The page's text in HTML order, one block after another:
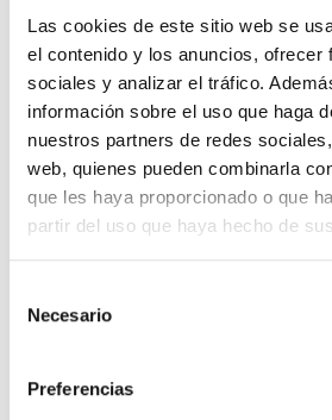
Las cookies de este sitio web se
el contenido y los anuncios, ofrecer
sociales y analizar el tráfico.
información sobre el uso que haga
nuestros partners de redes
web, quienes pueden combinarla
que les haya proporcionado o que
partir del uso que haya hecho de
de cookies
Necesario
Preferencias
Madrid acogerá en abril el